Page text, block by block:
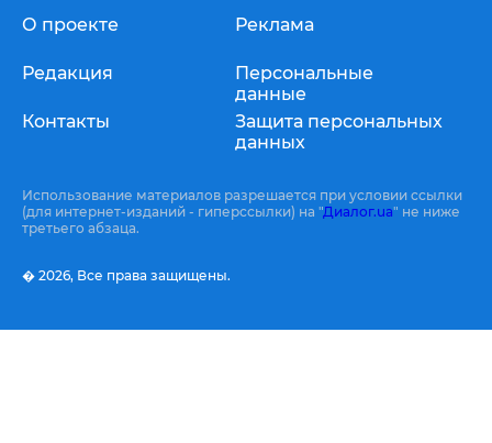
О проекте
Редакция
Контакты
Реклама
Персональные
данные
Защита персональных
данных
Использование материалов разрешается при условии ссылки
(для интернет-изданий - гиперссылки) на "Диалог.ua" не ниже
третьего абзаца.
� 2026, Все права защищены.